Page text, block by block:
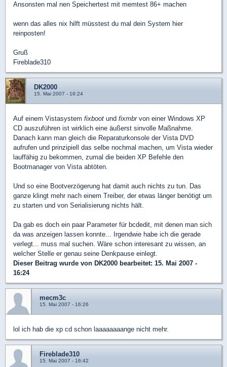
Ansonsten mal nen Speichertest mit memtest 86+ machen
wenn das alles nix hilft müsstest du mal dein System hier
reinposten!
Gruß
Fireblade310
DK2000
15. Mai 2007 - 16:24
Auf einem Vistasystem fixboot und fixmbrvon einer Windows XP
CD auszuführen ist wirklich eine äußerst sinvolle Maßnahme.
Danach kann man gleich die Reparaturkonsole der Vista DVD
aufrufen und prinzipiell das selbe nochmal machen, um Vista wieder
lauffähig zu bekommen, zumal die beiden XP Befehle den
Bootmanager von Vista abtöten.
Und so eine Bootverzögerung hat damit auch nichts zu tun. Das
ganze klingt mehr nach einem Treiber, der etwas länger benötigt um
zu starten und von Serialisierung nichts hält.
Da gab es doch ein paar Parameter für bcdedit, mit denen man sich
da was anzeigen lassen konnte... Irgendwie habe ich die gerade
verlegt... muss mal suchen. Wäre schon interesant zu wissen, an
welcher Stelle er genau seine Denkpause einlegt.
Dieser Beitrag wurde von DK2000 bearbeitet: 15. Mai 2007 -
16:24
mecm3c
15. Mai 2007 - 16:26
lol ich hab die xp cd schon laaaaaaaange nicht mehr.
Fireblade310
15. Mai 2007 - 16:42